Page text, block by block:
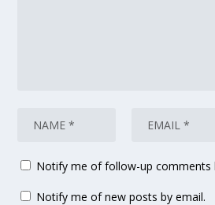
Notify me of follow-up comments
Notify me of new posts by email.